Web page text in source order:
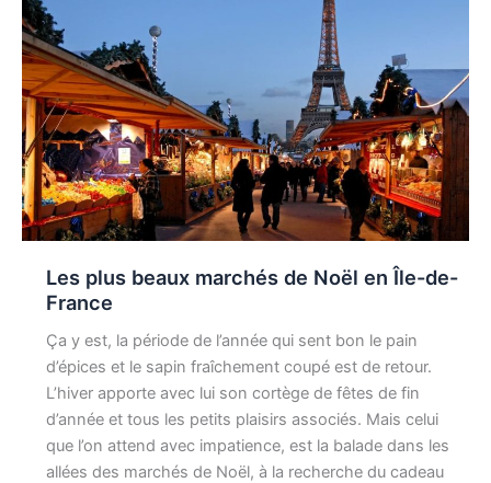
Les plus beaux marchés de Noël en Île-de-
France
Ça y est, la période de l’année qui sent bon le pain
d’épices et le sapin fraîchement coupé est de retour.
L’hiver apporte avec lui son cortège de fêtes de fin
d’année et tous les petits plaisirs associés. Mais celui
que l’on attend avec impatience, est la balade dans les
allées des marchés de Noël, à la recherche du cadeau